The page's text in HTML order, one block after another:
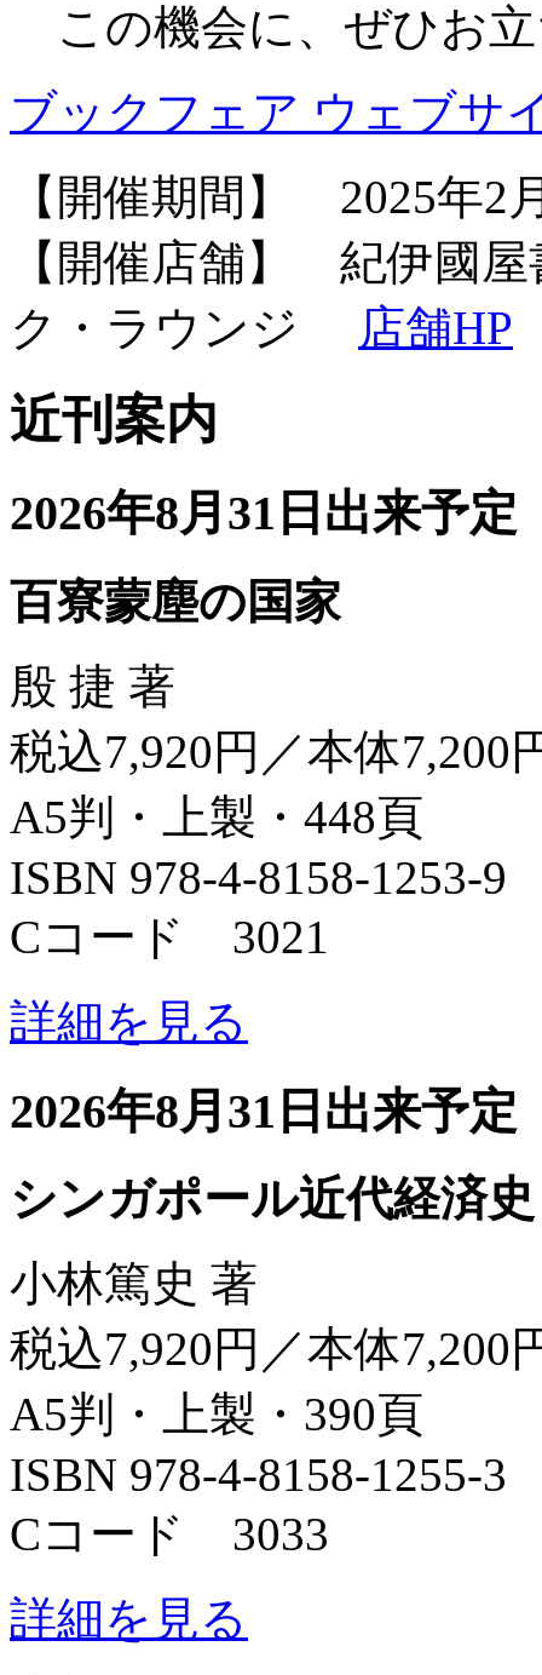
この機会に、ぜひお
ブックフェア ウェブサ
【開催期間】 2025年2
【開催店舗】 紀伊國
ク・ラウンジ
店舗HP
近刊案内
2026年8月31日出来予定
百寮蒙塵の国家
殷 捷 著
税込7,920円／本体7,200
A5判・上製・448頁
ISBN 978-4-8158-1253-9
Cコード 3021
詳細を見る
2026年8月31日出来予定
シンガポール近代経済史
小林篤史 著
税込7,920円／本体7,200
A5判・上製・390頁
ISBN 978-4-8158-1255-3
Cコード 3033
詳細を見る